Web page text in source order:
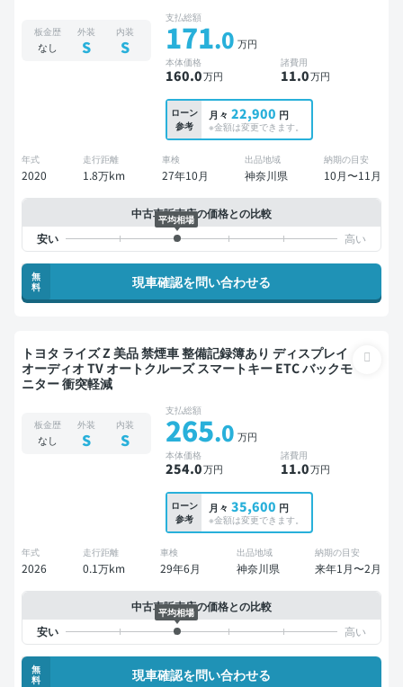
板金歴
なし
外装
S
内装
S
支払総額
171.0 万円
本体価格
160.0万円
諸費用
11.0万円
ローン
参考
月々 22,900 円
※金額は変更できます。
年式
2020
走行距離
1.8万km
車検
27年10月
出品地域
神奈川県
納期の目安
10月〜11月
中古車販売店の価格との比較
平均相場
無
料
現車確認を問い合わせる
トヨタ ライズ Z 美品 禁煙車 整備記録簿あり ディスプレイ
オーディオ TV オートクルーズ スマートキー ETC バックモ
ニター 衝突軽減
板金歴
なし
外装
S
内装
S
支払総額
265.0 万円
本体価格
254.0万円
諸費用
11.0万円
ローン
参考
月々 35,600 円
※金額は変更できます。
年式
2026
走行距離
0.1万km
車検
29年6月
出品地域
神奈川県
納期の目安
来年1月〜2月
中古車販売店の価格との比較
平均相場
無
料
現車確認を問い合わせる